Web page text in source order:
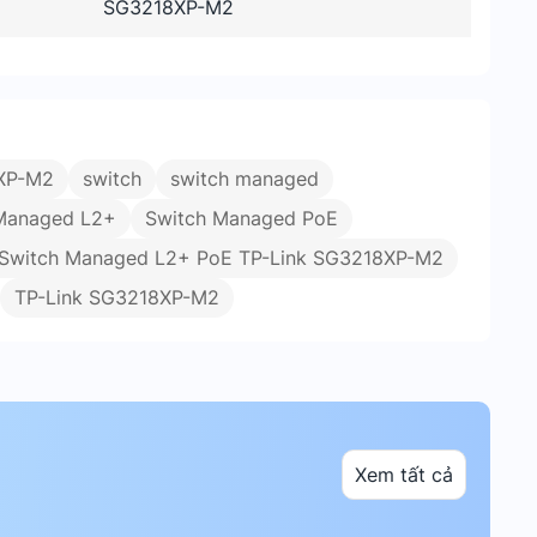
SG3218XP-M2
M2
switch
switch managed
L2+
Switch Managed PoE
Managed L2+ PoE TP-Link SG3218XP-M2
TP-Link SG3218XP-M2
Xem tất cả